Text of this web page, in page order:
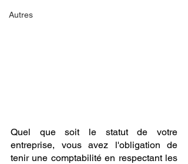
Autres
Quel que soit le statut de votre
entreprise, vous avez l'obligation de
tenir une comptabilité en respectant les